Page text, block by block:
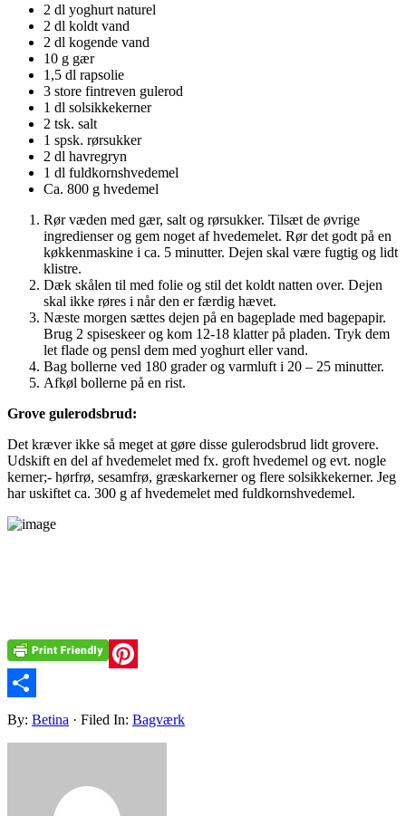
2 dl yoghurt naturel
2 dl koldt vand
2 dl kogende vand
10 g gær
1,5 dl rapsolie
3 store fintreven gulerod
1 dl solsikkekerner
2 tsk. salt
1 spsk. rørsukker
2 dl havregryn
1 dl fuldkornshvedemel
Ca. 800 g hvedemel
Rør væden med gær, salt og rørsukker. Tilsæt de øvrige
ingredienser og gem noget af hvedemelet. Rør det godt på en
køkkenmaskine i ca. 5 minutter. Dejen skal være fugtig og lidt
klistre.
Dæk skålen til med folie og stil det koldt natten over. Dejen
skal ikke røres i når den er færdig hævet.
Næste morgen sættes dejen på en bageplade med bagepapir.
Brug 2 spiseskeer og kom 12-18 klatter på pladen. Tryk dem
let flade og pensl dem med yoghurt eller vand.
Bag bollerne ved 180 grader og varmluft i 20 – 25 minutter.
Afkøl bollerne på en rist.
Grove gulerodsbrud:
Det kræver ikke så meget at gøre disse gulerodsbrud lidt grovere.
Udskift en del af hvedemelet med fx. groft hvedemel og evt. nogle
kerner;- hørfrø, sesamfrø, græskarkerner og flere solsikkekerner. Jeg
har uskiftet ca. 300 g af hvedemelet med fuldkornshvedemel.
Pinterest
Share
By: Betina · Filed In: Bagværk